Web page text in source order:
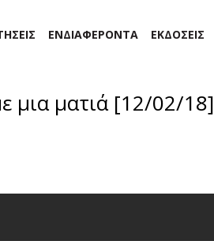
ΕΝΔΙΑΦΕΡΟΝΤΑ ΕΚΔΟΣΕΙΣ
μια ματιά [12/02/18]